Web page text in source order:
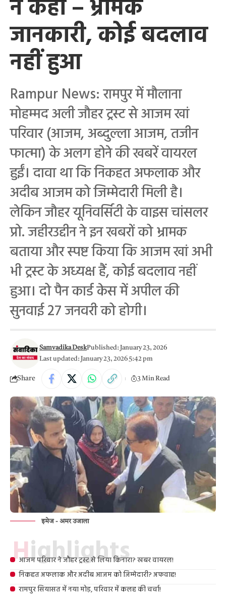
ने कहा – भ्रामक
जानकारी, कोई बदलाव
नहीं हुआ
Rampur News: रामपुर में मौलाना
मोहम्मद अली जौहर ट्रस्ट से आजम खां
परिवार (आजम, अब्दुल्ला आजम, तजीन
फात्मा) के अलग होने की खबरें वायरल
हुईं। दावा था कि निकहत अफलाक और
अदीब आजम को जिम्मेदारी मिली है।
लेकिन जौहर यूनिवर्सिटी के वाइस चांसलर
प्रो. जहीरउद्दीन ने इन खबरों को भ्रामक
बताया और स्पष्ट किया कि आजम खां अभी
भी ट्रस्ट के अध्यक्ष हैं, कोई बदलाव नहीं
हुआ। दो पैन कार्ड केस में अपील की
सुनवाई 27 जनवरी को होगी।
Last updated: January 23, 2026 5:42 pm
Samvadika DeskPublished: January 23, 2026
Share 3 Min Read
इमेज - अमर उजाला
Highlights
आजम परिवार ने जौहर ट्रस्ट से लिया किनारा? खबर वायरल!
निकहत अफलाक और अदीब आजम को जिम्मेदारी? अफवाह!
रामपुर सियासत में नया मोड़, परिवार में कलह की चर्चा!